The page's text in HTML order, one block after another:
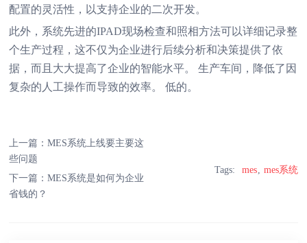
配置的灵活性，以支持企业的二次开发。
此外，系统先进的IPAD现场检查和照相方法可以详细记录整
个生产过程，这不仅为企业进行后续分析和决策提供了依
据，而且大大提高了企业的智能水平。 生产车间，降低了因
复杂的人工操作而导致的效率。 低的。
上一篇：MES系统上线要主要这
些问题
下一篇：MES系统是如何为企业
省钱的？
Tags: mes mes系统